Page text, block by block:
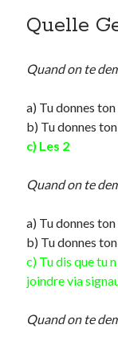
littleceltdans
Renaud Ducherdans
On parle de quoi ?
Bon plan du
Daddy
Engagé
Geek
Green
Lectures
Quelle
Quand on te
a) Tu donnes
b) Tu donnes
c) Les 2
Quand on te
a) Tu donnes
b) Tu donnes
c) Tu dis que tu
joindre via
Quand on te